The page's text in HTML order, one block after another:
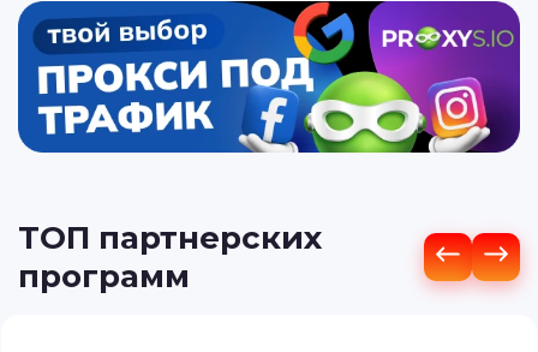
ТОП партнерских
программ